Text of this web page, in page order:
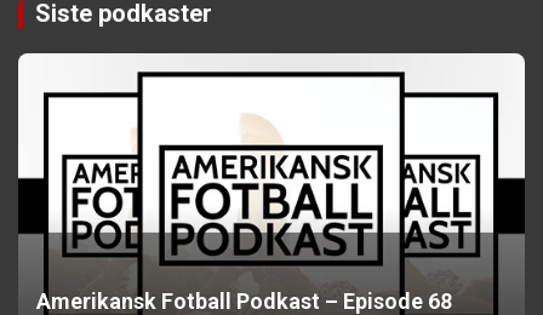
Siste podkaster
Amerikansk Fotball Podkast – Episode 68